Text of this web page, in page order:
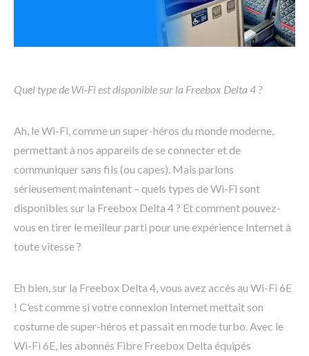
Quel type de Wi-Fi est disponible sur la Freebox Delta 4 ?
Ah, le Wi-Fi, comme un super-héros du monde moderne,
permettant à nos appareils de se connecter et de
communiquer sans fils (ou capes). Mais parlons
sérieusement maintenant – quels types de Wi-Fi sont
disponibles sur la Freebox Delta 4 ? Et comment pouvez-
vous en tirer le meilleur parti pour une expérience Internet à
toute vitesse ?
Eh bien, sur la Freebox Delta 4, vous avez accès au Wi-Fi 6E
! C’est comme si votre connexion Internet mettait son
costume de super-héros et passait en mode turbo. Avec le
Wi-Fi 6E, les abonnés Fibre Freebox Delta équipés